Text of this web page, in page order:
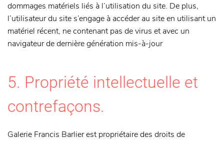
dommages matériels liés à l’utilisation du site. De plus,
l’utilisateur du site s’engage à accéder au site en utilisant un
matériel récent, ne contenant pas de virus et avec un
navigateur de dernière génération mis-à-jour
5. Propriété intellectuelle et
contrefaçons.
Galerie Francis Barlier est propriétaire des droits de